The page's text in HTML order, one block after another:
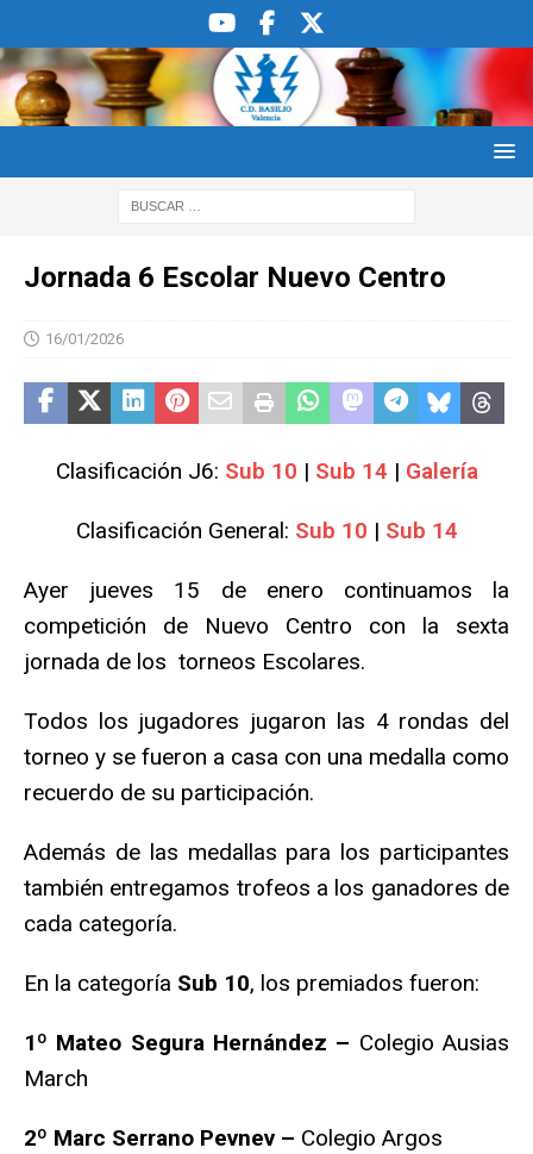
Jornada 6 Escolar Nuevo Centro
16/01/2026
Clasificación J6: Sub 10 | Sub 14 | Galería
Clasificación General: Sub 10 | Sub 14
Ayer jueves 15 de enero continuamos la
competición de Nuevo Centro con la sexta
jornada de los torneos Escolares.
Todos los jugadores jugaron las 4 rondas del
torneo y se fueron a casa con una medalla como
recuerdo de su participación.
Además de las medallas para los participantes
también entregamos trofeos a los ganadores de
cada categoría.
En la categoría Sub 10, los premiados fueron:
1º Mateo Segura Hernández – Colegio Ausias
March
2º Marc Serrano Pevnev – Colegio Argos